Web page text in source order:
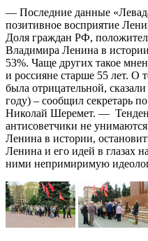
— Последние данные
позитивное восприятие
Доля граждан РФ,
Владимира Ленина в
53%. Чаще других такое
и россияне старше 55 лет. О
была отрицательной,
году) – сообщил секретарь
Николай Шеремет. —
антисоветчики не
Ленина в истории,
Ленина и его идей в глазах
ними непримиримую